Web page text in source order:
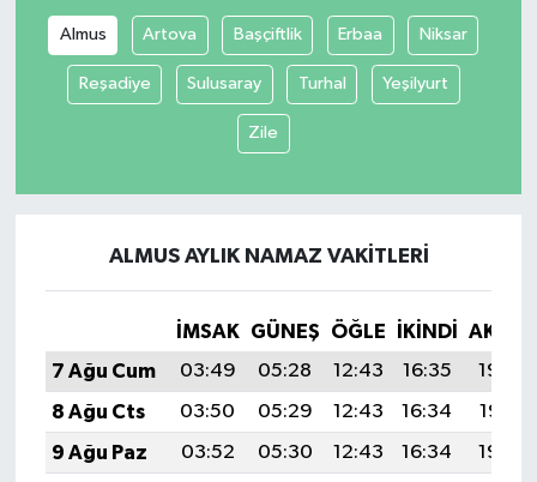
Almus Artova Başçiftlik Erbaa Niksar
Reşadiye Sulusaray Turhal Yeşilyurt
Zile
ALMUS AYLIK NAMAZ VAKITLERI
İMSAK GÜNEŞ ÖĞLE İKINDI
7 Ağu Cum
03:49 05:28 12:43 16:35
19:48
8 Ağu Cts
03:50 05:29 12:43 16:34
19:47
9 Ağu Paz
03:52 05:30 12:43 16:34
19:46
SİYASET
SPOR
VEFATLAR
Yerel